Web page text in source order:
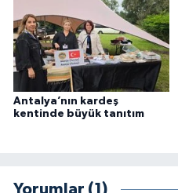
Antalya’nın kardeş
kentinde büyük tanıtım
Yorumlar (1)